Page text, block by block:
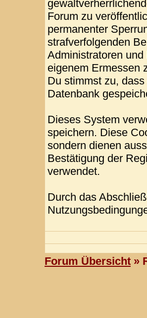
Forum zu
permanenter
strafverfolgenden
Administratoren
eigenem Ermessen
Du stimmst zu,
Datenbank
Dieses System
speichern. Diese
sondern dienen
Bestätigung der
verwendet.
Durch das
Forum Übersicht »